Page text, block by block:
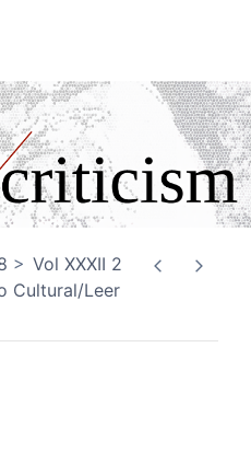
Vol XXXII 2
Cultural/Leer